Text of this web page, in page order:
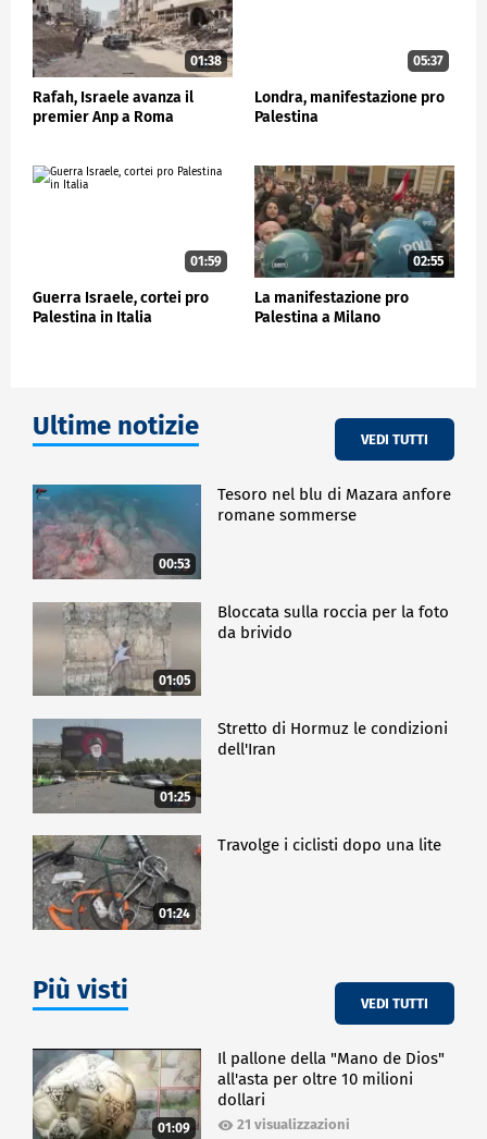
ESTERI
01:38
Rafah, Israele avanza il
premier Anp a Roma
05:37
Londra, manifestazione pro
Palestina
01:59
Guerra Israele, cortei pro
Palestina in Italia
02:55
La manifestazione pro
Palestina a Milano
Ultime notizie VEDI TUTTI
00:53
Tesoro nel blu di Mazara anfore
romane sommerse
01:05
Bloccata sulla roccia per la foto
da brivido
01:25
Stretto di Hormuz le condizioni
dell'Iran
01:24
Travolge i ciclisti dopo una lite
Più visti VEDI TUTTI
01:09
Il pallone della "Mano de Dios"
all'asta per oltre 10 milioni
dollari
21 visualizzazioni